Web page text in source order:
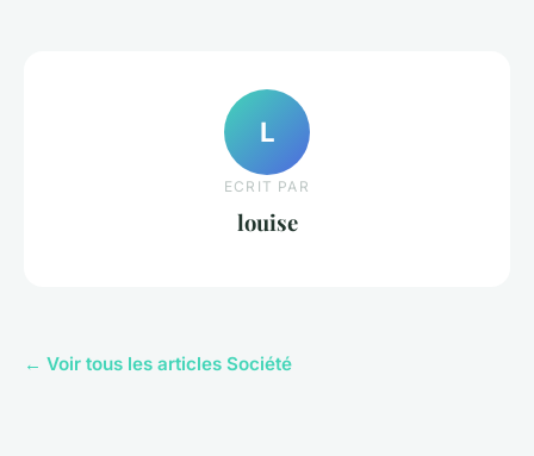
L
ECRIT PAR
louise
← Voir tous les articles Société